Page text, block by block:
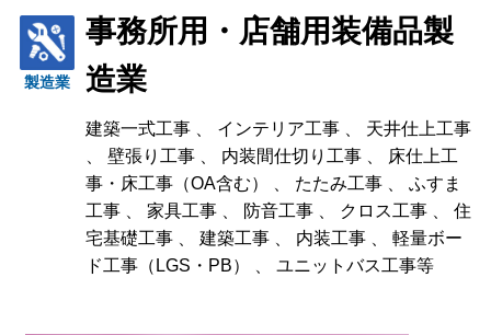
製造業
事務所用・店舗用装備品製
造業
建築一式工事 、 インテリア工事 、 天井仕上工事
、 壁張り工事 、 内装間仕切り工事 、 床仕上工
事・床工事（OA含む） 、 たたみ工事 、 ふすま
工事 、 家具工事 、 防音工事 、 クロス工事 、 住
宅基礎工事 、 建築工事 、 内装工事 、 軽量ボー
ド工事（LGS・PB） 、 ユニットバス工事等